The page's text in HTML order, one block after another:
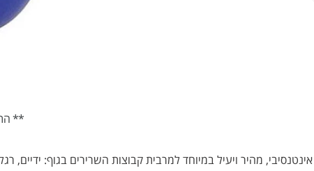
**
אינטנסיבי, מהיר ויעיל במיוחד למרבית קבוצות השרירים בגוף: